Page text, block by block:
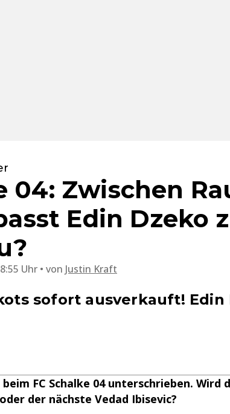
04: Zwischen
Edin Dzeko
Uhr von Justin Kraft
sofort ausverkauft!
FC Schalke 04 unterschrieben. Wird
der nächste Vedad Ibisevic?